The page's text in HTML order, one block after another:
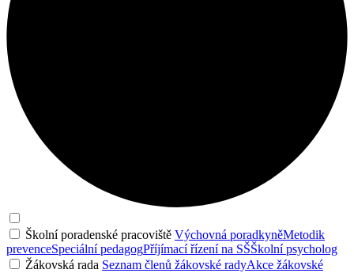
Školní poradenské pracoviště Výchovná poradkyněMetodik
prevenceSpeciální pedagogPříjímací řízení na SŠŠkolní psycholog
Žákovská rada Seznam členů žákovské radyAkce žákovské